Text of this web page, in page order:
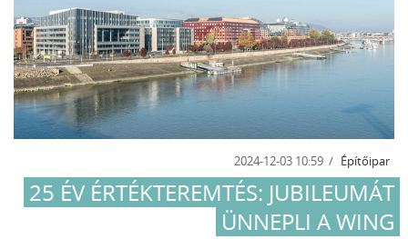
2024-12-03 10:59 Építőipar
25 ÉV ÉRTÉKTEREMTÉS: JUBILEUMÁT
ÜNNEPLI A WING